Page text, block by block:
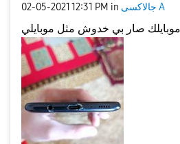
‎02-05-2021 12:31 PM in جالاكسى A
صار بي خدوش مثل موبايلي